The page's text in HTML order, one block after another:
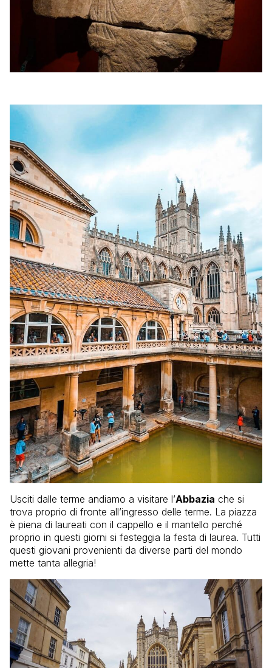
Usciti dalle terme andiamo a visitare l’Abbazia che si
trova proprio di fronte all’ingresso delle terme. La piazza
è piena di laureati con il cappello e il mantello perché
proprio in questi giorni si festeggia la festa di laurea. Tutti
questi giovani provenienti da diverse parti del mondo
mette tanta allegria!